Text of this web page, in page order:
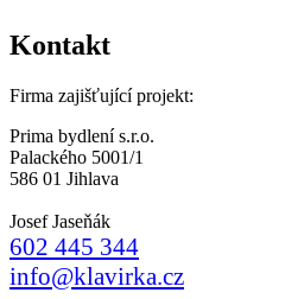
Kontakt
Firma zajišťující projekt:
Prima bydlení s.r.o.
Palackého 5001/1
586 01 Jihlava
Josef Jaseňák
602 445 344
info@klavirka.cz